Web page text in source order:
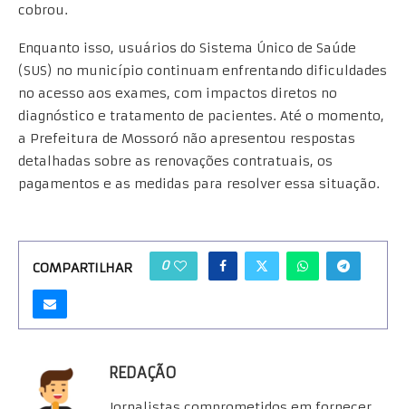
cobrou.
Enquanto isso, usuários do Sistema Único de Saúde
(SUS) no município continuam enfrentando dificuldades
no acesso aos exames, com impactos diretos no
diagnóstico e tratamento de pacientes. Até o momento,
a Prefeitura de Mossoró não apresentou respostas
detalhadas sobre as renovações contratuais, os
pagamentos e as medidas para resolver essa situação.
COMPARTILHAR 0
REDAÇÃO